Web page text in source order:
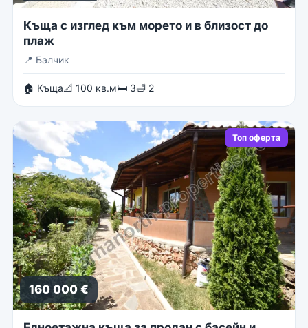
Къща с изглед към морето и в близост до
плаж
📍 Балчик
🏠 Къща📐 100 кв.м🛏 3🛁 2
Топ оферта
160 000 €